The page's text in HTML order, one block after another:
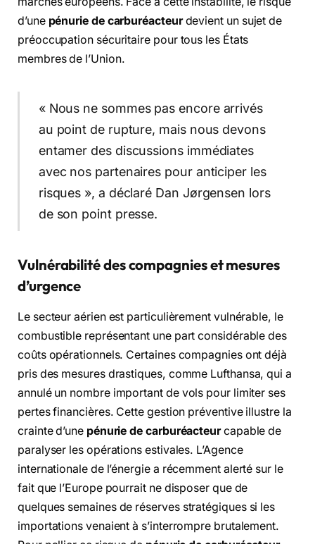
d’une pénurie de carburéacteurdevient un sujet de
préoccupation sécuritaire pour tous les États
membres de l’Union.
« Nous ne sommes pas encore arrivés
au point de rupture, mais nous devons
entamer des discussions immédiates
avec nos partenaires pour anticiper les
risques », a déclaré Dan Jørgensen lors
de son point presse.
Vulnérabilité des compagnies et mesures
d’urgence
Le secteur aérien est particulièrement vulnérable, le
combustible représentant une part considérable des
coûts opérationnels. Certaines compagnies ont déjà
pris des mesures drastiques, comme Lufthansa, qui a
annulé un nombre important de vols pour limiter ses
pertes financières. Cette gestion préventive illustre la
crainte d’une pénurie de carburéacteurcapable de
paralyser les opérations estivales. L’Agence
internationale de l’énergie a récemment alerté sur le
fait que l’Europe pourrait ne disposer que de
quelques semaines de réserves stratégiques si les
importations venaient à s’interrompre brutalement.